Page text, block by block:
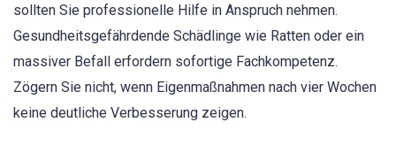
sollten Sie professionelle Hilfe in Anspruch nehmen.
Gesundheitsgefährdende Schädlinge wie Ratten oder ein
massiver Befall erfordern sofortige Fachkompetenz.
Zögern Sie nicht, wenn Eigenmaßnahmen nach vier Wochen
keine deutliche Verbesserung zeigen.